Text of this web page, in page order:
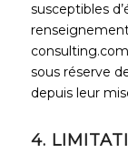
susceptibles
sous réserve
depuis leur
4.